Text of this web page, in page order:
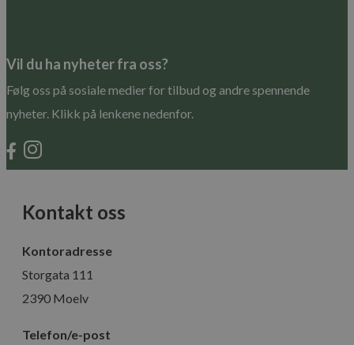
Vil du ha nyheter fra oss?
Følg oss på sosiale medier for tilbud og andre spennende
nyheter. Klikk på lenkene nedenfor.
Kontakt oss
Kontoradresse
Storgata 111
2390 Moelv
Telefon/e-post
Lagringserklæring
test
cie-cart-key
cie-session-api-key